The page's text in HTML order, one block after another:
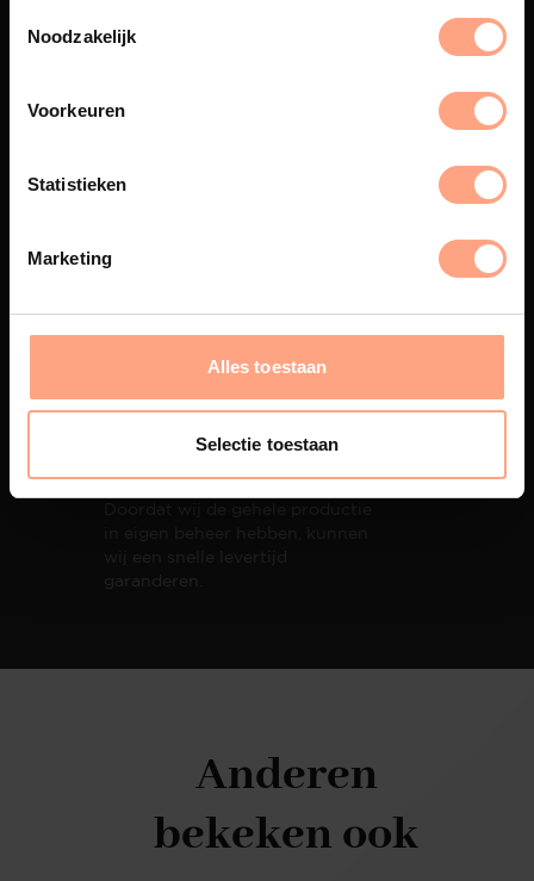
Noodzakelijk
Voorkeuren
Statistieken
Marketing
Alles toestaan
Selectie toestaan
eigen spuiterij afgewerkt met
PUUUR biedt volledige
oplevering,met als resultaat een
totale woonbeleving.
wij een snelle levertijd
garanderen.
Anderen
bekeken ook